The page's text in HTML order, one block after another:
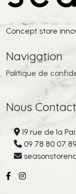
Concept store
Navigation
Politique de
Nous
19 rue de la
09 78 80 07 89